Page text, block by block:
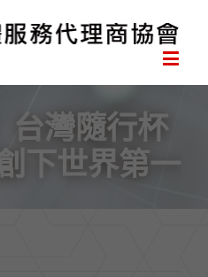
台灣隨行杯
下世界第一